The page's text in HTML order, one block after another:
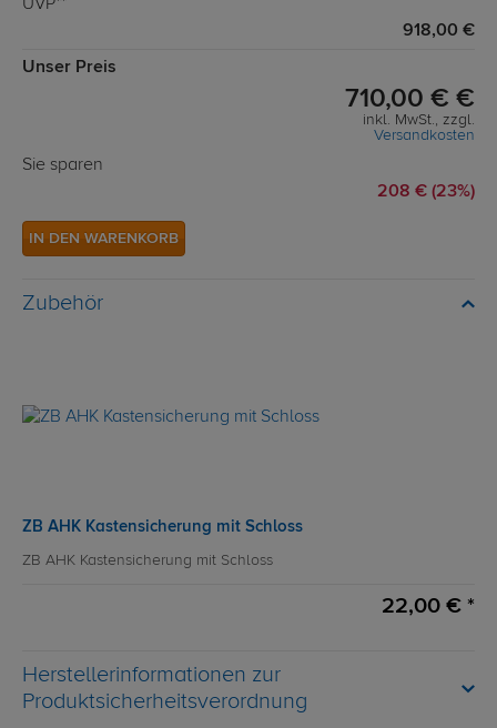
UVP**
918,00 €
Unser Preis
710,00 € €
inkl. MwSt., zzgl.
Versandkosten
Sie sparen
208 € (23%)
IN DEN WARENKORB
Zubehör
ZB AHK Kastensicherung mit Schloss
ZB AHK Kastensicherung mit Schloss
22,00 € *
Herstellerinformationen zur
Produktsicherheitsverordnung